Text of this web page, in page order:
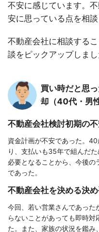
不安に感じています。
安に思っている点を相談
不動産会社に相談する
談をピックアップしまし
買い時だと思
却（40代・男性
不動産会社検討初期の
資金計画が不安であった。
り、支払いも35年で組んだ
必要となることから、今後
であった。
不動産会社を決める決
今回、若い営業さんであった
らないことがあっても即時
た。また、家族の状況を鑑